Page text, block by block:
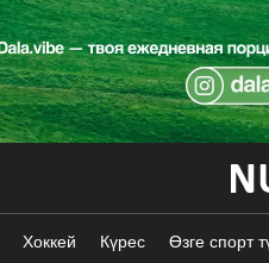
Хоккей Күрес Өзге спорт